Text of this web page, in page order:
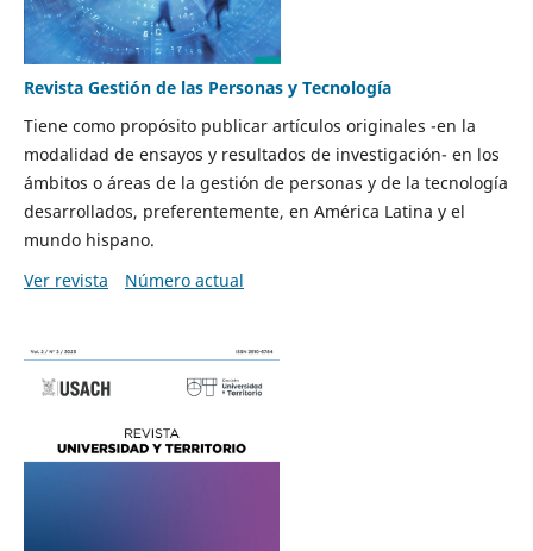
Revista Gestión de las Personas y Tecnología
Tiene como propósito publicar artículos originales -en la
modalidad de ensayos y resultados de investigación- en los
ámbitos o áreas de la gestión de personas y de la tecnología
desarrollados, preferentemente, en América Latina y el
mundo hispano.
Ver revista
Número actual